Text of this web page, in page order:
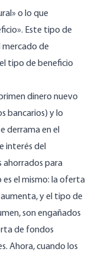
o lo que
Este tipo de
mercado de
tipo de beneficio
dinero nuevo
bancarios) y lo
derrama en el
interés del
ahorrados para
el mismo: la oferta
y el tipo de
son engañados
de fondos
Ahora, cuando los